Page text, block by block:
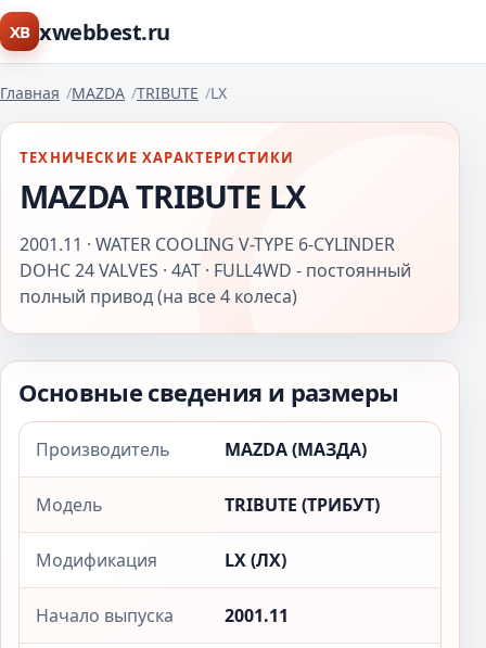
XB xwebbest.ru
Главная MAZDA TRIBUTE LX
ТЕХНИЧЕСКИЕ ХАРАКТЕРИСТИКИ
MAZDA TRIBUTE LX
2001.11 · WATER COOLING V-TYPE 6-CYLINDER
DOHC 24 VALVES · 4AT · FULL4WD - постоянный
полный привод (на все 4 колеса)
Основные сведения и размеры
Производитель MAZDA (МАЗДА)
Модель TRIBUTE (ТРИБУТ)
Модификация LX (ЛX)
Начало выпуска 2001.11